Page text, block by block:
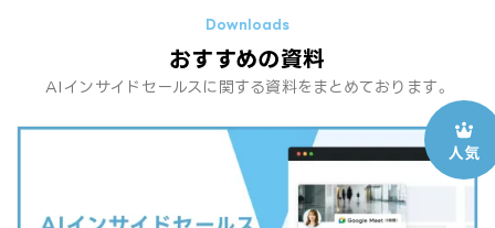
おすすめの資料
AIインサイドセールスに関する資料をまとめております。